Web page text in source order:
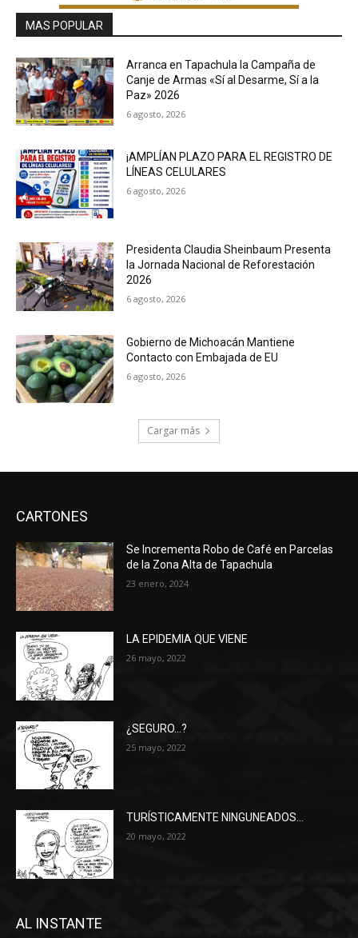
MAS POPULAR
Arranca en Tapachula la Campaña de
Canje de Armas «Sí al Desarme, Sí a la
Paz» 2026
6 agosto, 2026
¡AMPLÍAN PLAZO PARA EL REGISTRO DE
LÍNEAS CELULARES
6 agosto, 2026
Presidenta Claudia Sheinbaum Presenta
la Jornada Nacional de Reforestación
2026
6 agosto, 2026
Gobierno de Michoacán Mantiene
Contacto con Embajada de EU
6 agosto, 2026
Cargar más
CARTONES
Se Incrementa Robo de Café en Parcelas
de la Zona Alta de Tapachula
23 enero, 2024
LA EPIDEMIA QUE VIENE
26 mayo, 2022
¿SEGURO…?
25 mayo, 2022
TURÍSTICAMENTE NINGUNEADOS…
20 mayo, 2022
AL INSTANTE